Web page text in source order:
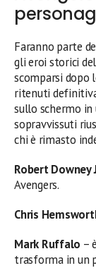
Faranno parte
gli eroi storici
scomparsi dopo
ritenuti
sullo schermo
sopravvissuti
chi è rimasto
Robert Downey
Avengers.
Chris
Mark Ruffalo –
trasforma in un